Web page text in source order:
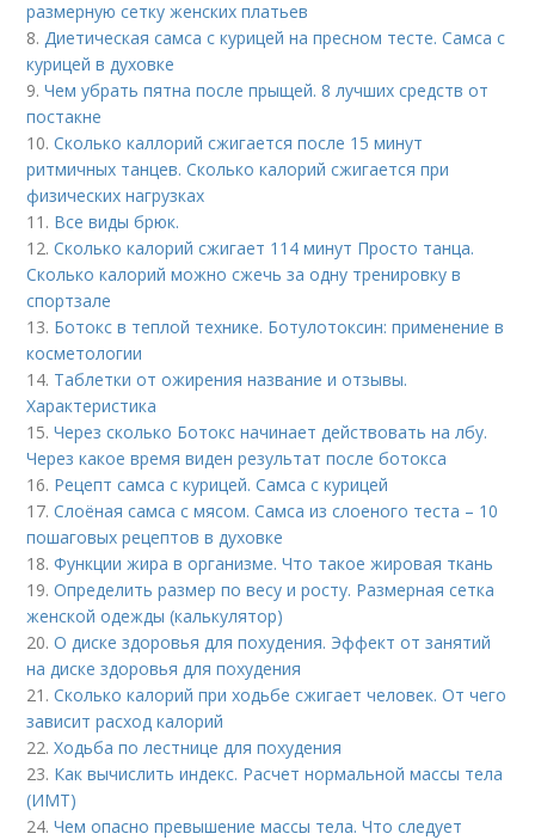
размерную сетку женских платьев
8.Диетическая самса с курицей на пресном тесте. Самса с
курицей в духовке
9.Чем убрать пятна после прыщей. 8 лучших средств от
постакне
10.Сколько каллорий сжигается после 15 минут
ритмичных танцев. Сколько калорий сжигается при
физических нагрузках
11. Все виды брюк.
12.Сколько калорий сжигает 114 минут Просто танца.
Сколько калорий можно сжечь за одну тренировку в
спортзале
13. Ботокс в теплой технике. Ботулотоксин: применение в
косметологии
14. Таблетки от ожирения название и отзывы.
Характеристика
15.Через сколько Ботокс начинает действовать на лбу.
Через какое время виден результат после ботокса
16. Рецепт самса с курицей. Самса с курицей
17.Слоёная самса с мясом. Самса из слоеного теста – 10
пошаговых рецептов в духовке
18.Функции жира в организме. Что такое жировая ткань
19.Определить размер по весу и росту. Размерная сетка
женской одежды (калькулятор)
20.О диске здоровья для похудения. Эффект от занятий
на диске здоровья для похудения
21.Сколько калорий при ходьбе сжигает человек. От чего
зависит расход калорий
22.Ходьба по лестнице для похудения
23. Как вычислить индекс. Расчет нормальной массы тела
(ИМТ)
24.Чем опасно превышение массы тела. Что следует